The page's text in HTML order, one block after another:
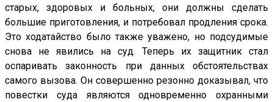
старых, здоровых и больных, они должны сделать
большие приготовления, и потребовал продления срока.
Это ходатайство было также уважено, но подсудимые
снова не явились на суд. Теперь их защитник стал
оспаривать законность при данных обстоятельствах
самого вызова. Он совершенно резонно доказывал, что
повестки суда являются одновременно охранными